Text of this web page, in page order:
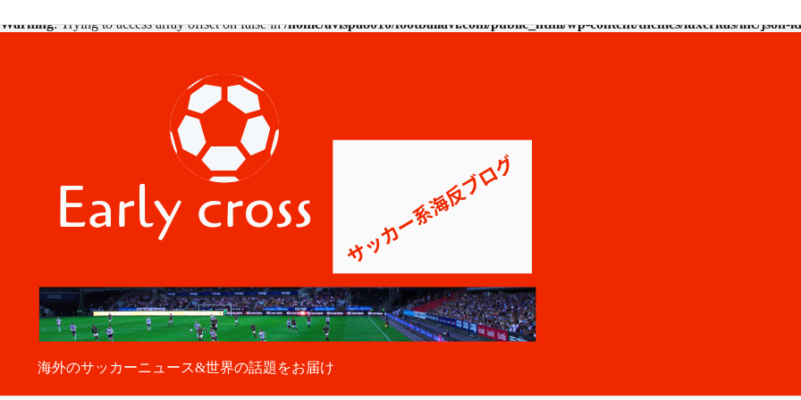
Warning: Trying to access array offset on false in/home/avispa8010/footballavi.com/public_html/wp-content/themes/luxeritas/inc/json-
海外のサッカーニュース&世界の話題をお届け